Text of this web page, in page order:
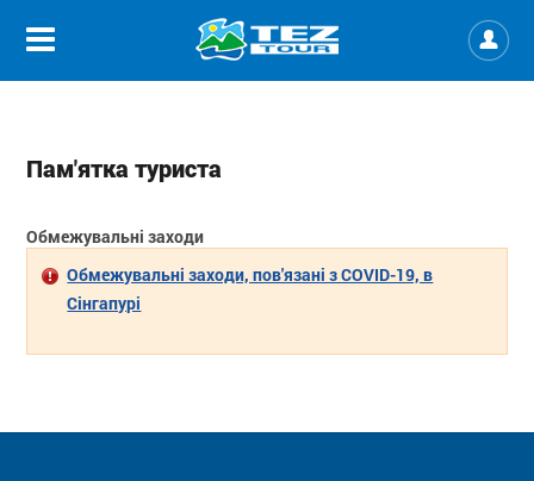
Пам'ятка туриста
Обмежувальні заходи
Обмежувальні заходи, пов'язані з COVID-19, в
Сінгапурі